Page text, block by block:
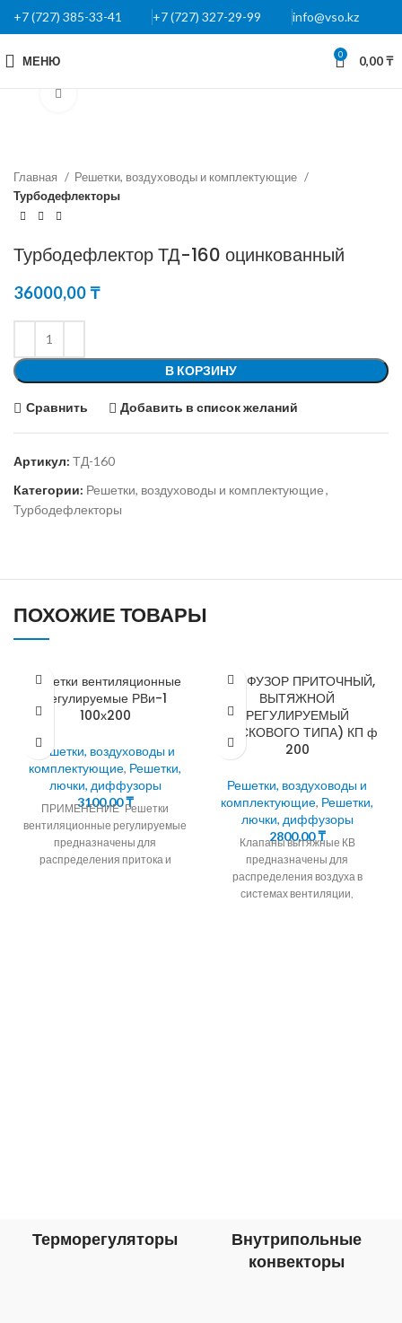
+7 (727) 385-33-41 +7 (727) 327-29-99 info@vso.kz
МЕНЮ 0 0,00₸
Главная
Решетки, воздуховоды и комплектующие
Турбодефлекторы
Турбодефлектор ТД-160 оцинкованный
36000,00₸
В КОРЗИНУ
Сравнить Добавить в список желаний
Артикул: ТД-160
Категории: Решетки, воздуховоды и комплектующие,
Турбодефлекторы
ПОХОЖИЕ ТОВАРЫ
Решетки вентиляционные
регулируемые РВи-1
100х200
Решетки, воздуховоды и
комплектующие, Решетки,
лючки, диффузоры
3100,00₸
ПРИМЕНЕНИЕ Решетки
вентиляционные регулируемые
предназначены для
распределения притока и
ДИФФУЗОР ПРИТОЧНЫЙ,
ВЫТЯЖНОЙ
РЕГУЛИРУЕМЫЙ
(ДИСКОВОГО ТИПА) КП ф
200
Решетки, воздуховоды и
комплектующие, Решетки,
лючки, диффузоры
2800,00₸
Клапаны вытяжные КВ
предназначены для
распределения воздуха в
системах вентиляции,
Терморегуляторы
Внутрипольные
конвекторы